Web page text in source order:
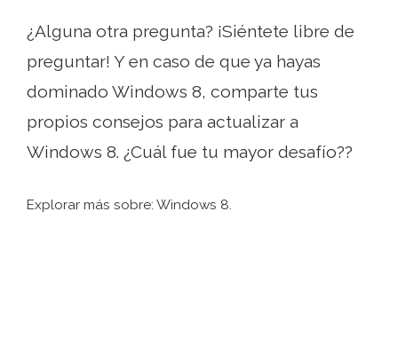
¿Alguna otra pregunta? ¡Siéntete libre de
preguntar! Y en caso de que ya hayas
dominado Windows 8, comparte tus
propios consejos para actualizar a
Windows 8. ¿Cuál fue tu mayor desafío??
Explorar más sobre: ​​Windows 8.